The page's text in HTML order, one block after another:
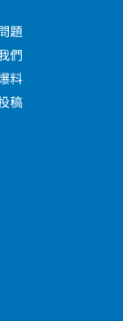
題
們
料
稿